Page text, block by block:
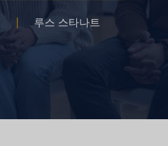
루스 스타나트